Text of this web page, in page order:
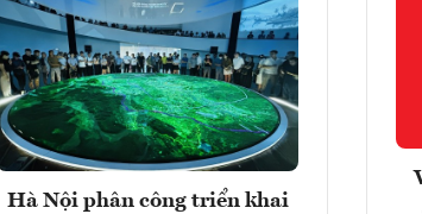
Hà Nội phân công triển khai